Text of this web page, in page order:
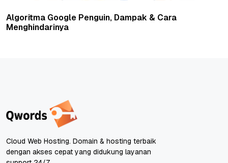
Algoritma Google Penguin, Dampak & Cara
Menghindarinya
Cloud Web Hosting. Domain & hosting terbaik
dengan akses cepat yang didukung layanan